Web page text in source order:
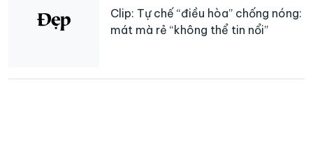
Clip: Tự chế “điều hòa” chống nóng:
mát mà rẻ “không thể tin nổi”